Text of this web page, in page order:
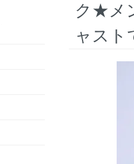
ク★メ
ャスト